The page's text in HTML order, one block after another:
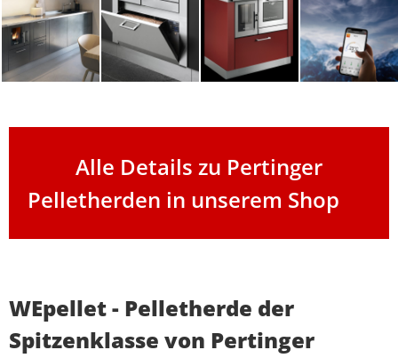
Alle Details zu Pertinger
Pelletherden in unserem Shop
WEpellet - Pelletherde der
Spitzenklasse von Pertinger